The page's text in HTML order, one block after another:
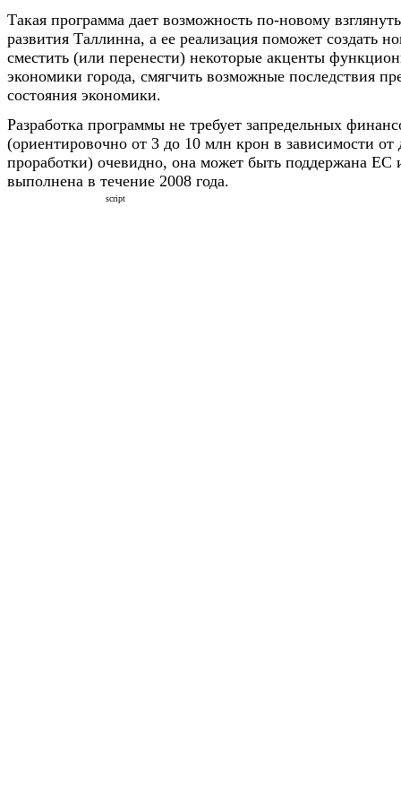
Такая программа дает возможность по-новому
развития Таллинна, а ее реализация поможет создать
сместить (или перенести) некоторые акценты
экономики города, смягчить возможные последствия
состояния экономики.
Разработка программы не требует запредельных
(ориентировочно от 3 до 10 млн крон в зависимости от
проработки) очевидно, она может быть поддержана ЕС
выполнена в течение 2008 года.
script